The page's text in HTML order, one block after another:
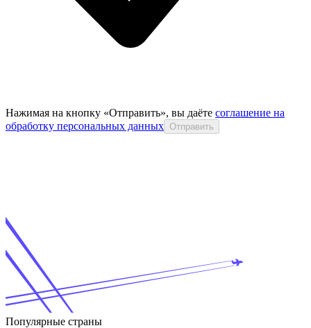
Нажимая на кнопку «Отправить», вы даёте соглашение на
обработку персональных данных Отправить
Популярные страны